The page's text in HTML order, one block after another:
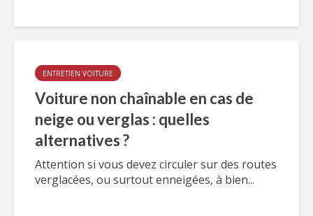
ENTRETIEN VOITURE
Voiture non chaînable en cas de
neige ou verglas : quelles
alternatives ?
Attention si vous devez circuler sur des routes
verglacées, ou surtout enneigées, à bien...